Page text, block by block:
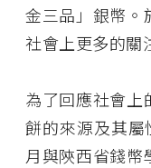
金三品」銀幣。
社會上更多的關
為了回應社會上
餅的來源及其屬
月與陝西省錢幣